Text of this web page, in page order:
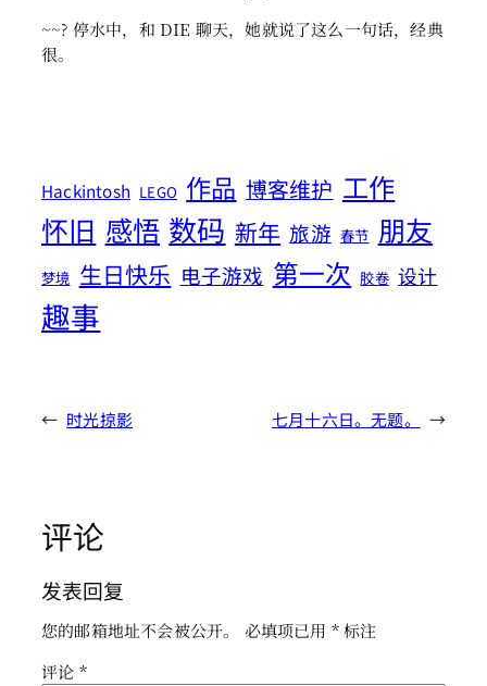
~~? 停水中，和 DIE 聊天，她就说了这么一句话，经典
很。
Hackintosh LEGO 作品 博客维护 工作
怀旧 感悟 数码 新年 旅游 春节 朋友
梦境 生日快乐 电子游戏 第一次 胶卷 设计
趣事
← 时光掠影 七月十六日。无题。 →
评论
发表回复
您的邮箱地址不会被公开。 必填项已用 *标注
评论 *